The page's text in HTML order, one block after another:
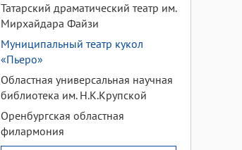
Татарский драматический театр им.
Мирхайдара Файзи
Муниципальный театр кукол
«Пьеро»
Областная универсальная научная
библиотека им. Н.К.Крупской
Оренбургская областная
филармония